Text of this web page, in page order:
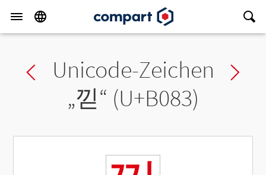
Previous char
Unicode-Zeichen
„낃“ (U+B083)